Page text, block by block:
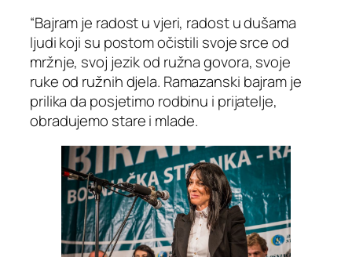
“Bajram je radost u vjeri, radost u dušama
ljudi koji su postom očistili svoje srce od
mržnje, svoj jezik od ružna govora, svoje
ruke od ružnih djela. Ramazanski bajram je
prilika da posjetimo rodbinu i prijatelje,
obradujemo stare i mlade.